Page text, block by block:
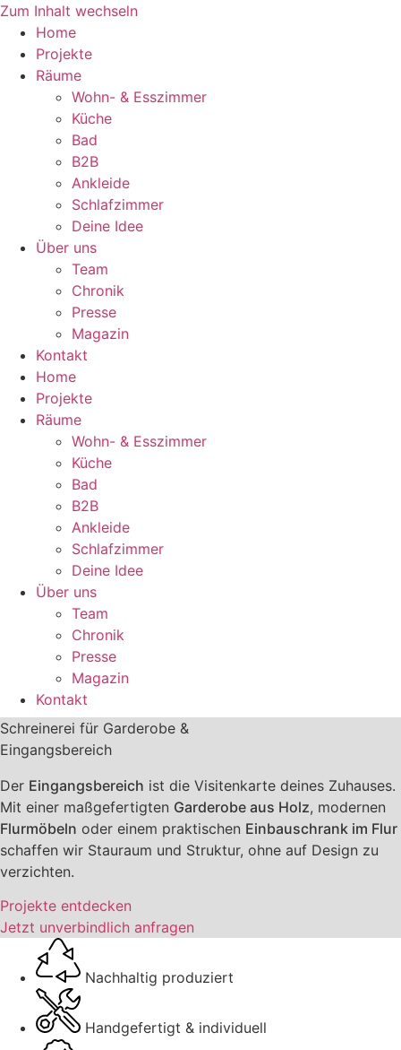
Zum Inhalt wechseln
Home
Projekte
Räume
Wohn- & Esszimmer
Küche
Bad
B2B
Ankleide
Schlafzimmer
Deine Idee
Über uns
Team
Chronik
Presse
Magazin
Kontakt
Home
Projekte
Räume
Wohn- & Esszimmer
Küche
Bad
B2B
Ankleide
Schlafzimmer
Deine Idee
Über uns
Team
Chronik
Presse
Magazin
Kontakt
Schreinerei für Garderobe &
Eingangsbereich
Der Eingangsbereich ist die Visitenkarte deines Zuhauses.
Mit einer maßgefertigten Garderobe aus Holz, modernen
Flurmöbeln oder einem praktischen Einbauschrank im Flur
schaffen wir Stauraum und Struktur, ohne auf Design zu
verzichten.
Projekte entdecken
Jetzt unverbindlich anfragen
Nachhaltig produziert
Handgefertigt & individuell